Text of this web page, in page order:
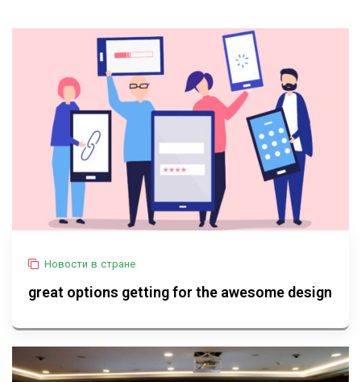
Новости в стране
great options getting for the awesome design